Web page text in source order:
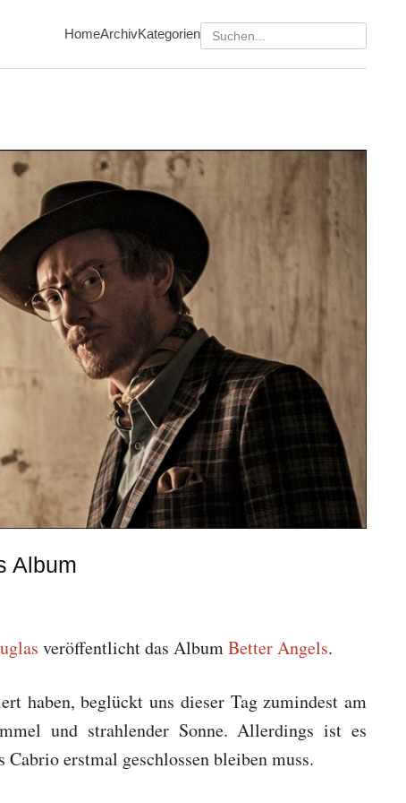
HomeArchivKategorien
Album
veröffentlicht das AlbumBetter Angels.
haben, beglückt uns dieser Tag zumindest am
und strahlender Sonne. Allerdings ist es
erstmal geschlossen bleiben muss.